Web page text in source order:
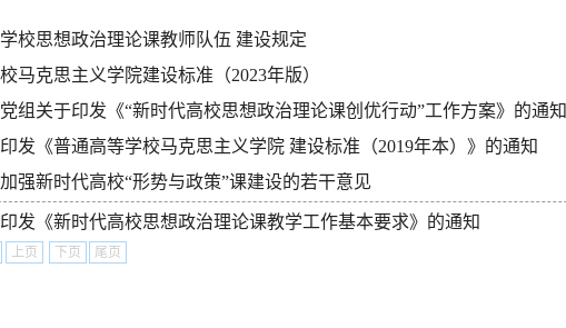
校思想政治理论课教师队伍 建设规定
马克思主义学院建设标准（2023年版）
组关于印发《“新时代高校思想政治理论课创优行动”工作方案》的通知
发《普通高等学校马克思主义学院 建设标准（2019年本）》的通知
强新时代高校“形势与政策”课建设的若干意见
发《新时代高校思想政治理论课教学工作基本要求》的通知
上页 下页 尾页